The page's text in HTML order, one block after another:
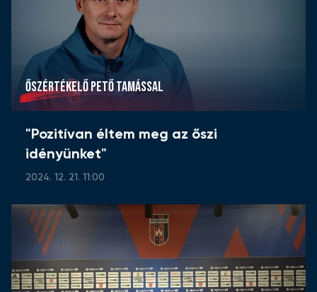
ŐSZÉRTÉKELŐ PETŐ TAMÁSSAL
"Pozitívan éltem meg az őszi
idényünket"
2024. 12. 21. 11:00